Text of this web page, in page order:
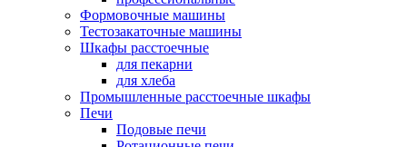
Формовочные машины
Тестозакаточные машины
Шкафы расстоечные
для пекарни
для хлеба
Промышленные расстоечные шкафы
Печи
Подовые печи